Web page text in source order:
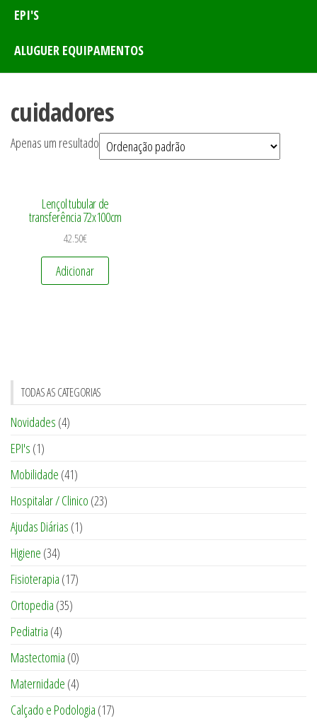
EPI'S
ALUGUER EQUIPAMENTOS
cuidadores
Apenas um resultado
Lençol tubular de
transferência 72x100cm
42.50€
Adicionar
TODAS AS CATEGORIAS
Novidades (4)
EPI's (1)
Mobilidade (41)
Hospitalar / Clinico (23)
Ajudas Diárias (1)
Higiene (34)
Fisioterapia (17)
Ortopedia (35)
Pediatria (4)
Mastectomia (0)
Maternidade (4)
Calçado e Podologia (17)